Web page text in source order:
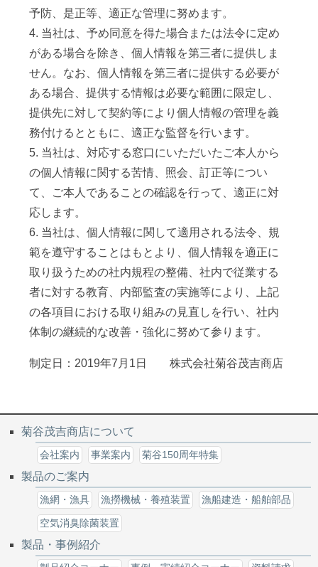
予防、是正等、適正な管理に努めます。
4. 当社は、予め同意を得た場合または法令に定め
がある場合を除き、個人情報を第三者に提供しま
せん。なお、個人情報を第三者に提供する必要が
ある場合、提供する情報は必要な範囲に限定し、
提供先に対して契約等により個人情報の管理を義
務付けるとともに、適正な監督を行います。
5. 当社は、対応する窓口にいただいたご本人から
の個人情報に関する苦情、照会、訂正等につい
て、ご本人であることの確認を行って、適正に対
応します。
6. 当社は、個人情報に関して適用される法令、規
範を遵守することはもとより、個人情報を適正に
取り扱うための社内規程の整備、社内で従業する
者に対する教育、内部監査の実施等により、上記
の各項目における取り組みの見直しを行い、社内
体制の継続的な改善・強化に努めて参ります。
制定日：2019年7月1日 株式会社菊谷茂吉商店
菊谷茂吉商店について
会社案内 事業案内 菊谷150周年特集
製品のご案内
漁網・漁具 漁撈機械・養殖装置 漁船建造・船舶部品
空気消臭除菌装置
製品・事例紹介